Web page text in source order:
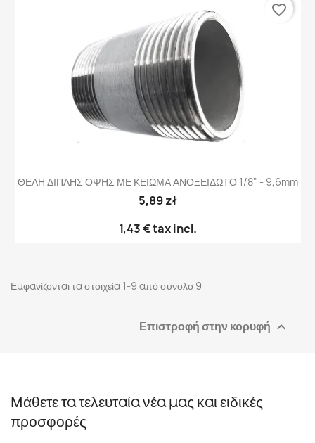
ΘΕΛΗ ΔΙΠΛΗΣ ΟΨΗΣ ΜΕ ΚΕΙΩΜΑ ΑΝΟΞΕΙΔΩΤΟ 1/8" - 9,6mm
5,89 zł
1,43 €tax incl.
favorite_border
Εμφανίζονται τα στοιχεία 1-9 από σύνολο 9
Επιστροφή στην κορυφή 
Μάθετε τα τελευταία νέα μας και ειδικές
προσφορές